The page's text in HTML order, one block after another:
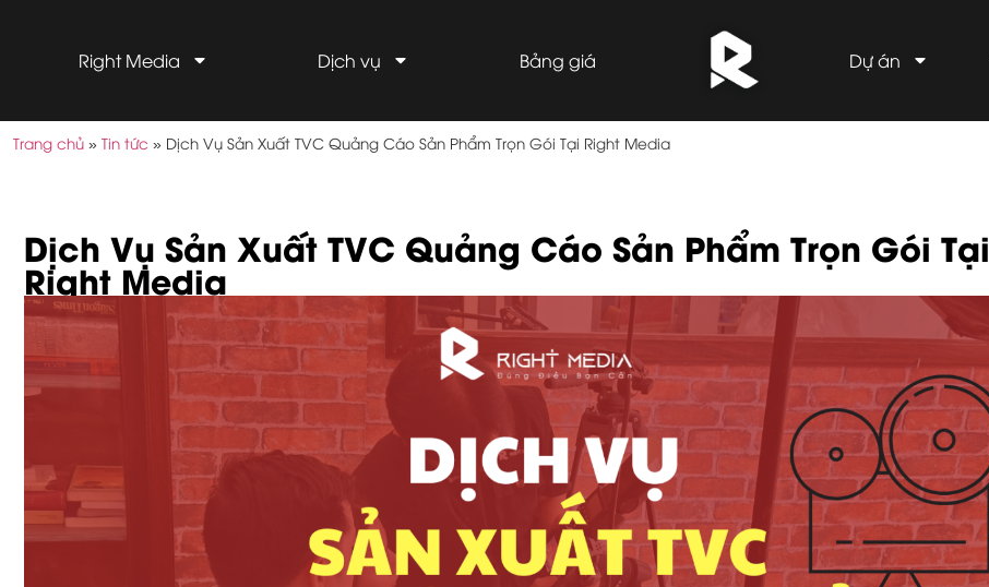
Right Media Dịch vụ Bảng giá Dự án
Trang chủ » Tin tức » Dịch Vụ Sản Xuất TVC Quảng Cáo Sản Phẩm Trọn Gói Tại Right Media
Dịch Vụ Sản Xuất TVC Quảng Cáo Sản Phẩm Trọn Gói Tại
Right Media